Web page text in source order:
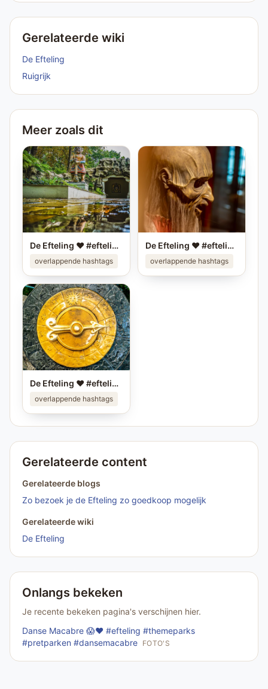
Gerelateerde wiki
De Efteling
Ruigrijk
Meer zoals dit
De Efteling ❤️ #efteling #themeparks #pretparken #brabant
overlappende hashtags
De Efteling ❤️ #efteling #themeparks #pretparken #brabant
overlappende hashtags
De Efteling ❤️ #efteling #themeparks #pretparken #brabant
overlappende hashtags
Gerelateerde content
Gerelateerde blogs
Zo bezoek je de Efteling zo goedkoop mogelijk
Gerelateerde wiki
De Efteling
Onlangs bekeken
Je recente bekeken pagina's verschijnen hier.
Danse Macabre 😱❤️ #efteling #themeparks
#pretparken #dansemacabre FOTO'S